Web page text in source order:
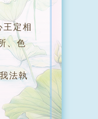
定相
、色
法執